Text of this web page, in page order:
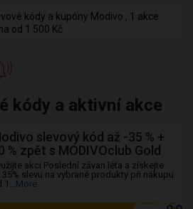
kódy a kupóny Modivo , 1 akce
od 1 500 Kč
kódy a aktivní akce
slevový kód až -35 % +
% zpět s MODIVOclub Gold
akci Poslední závan léta a získejte
35% slevu na vybrané produkty při nákupu
1...More